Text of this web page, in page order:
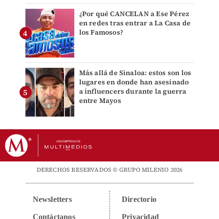
¿Por qué CANCELAN a Ese Pérez
en redes tras entrar a La Casa de
los Famosos?
Más allá de Sinaloa: estos son los
lugares en donde han asesinado
a influencers durante la guerra
entre Mayos
DERECHOS RESERVADOS © GRUPO MILENIO 2026
Newsletters
Contáctanos
Directorio
Privacidad